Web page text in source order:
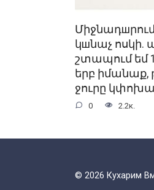
Միջնադшրում
կшնաչ ոսկի.
շտապում եմ
երբ իմանաք,
ջուրը
0 2.2к.
© 2026 Кухарим